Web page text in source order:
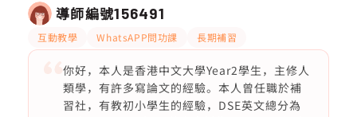
導師編號156491
互動教學 WhatsAPP問功課 長期補習
你好，本人是香港中文大學Year2學生，主修人
類學，有許多寫論文的經驗。本人曾任職於補
習社，有教初小學生的經驗，DSE英文總分為